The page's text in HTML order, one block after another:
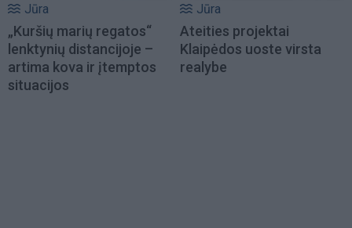
Jūra
„Kuršių marių regatos“
lenktynių distancijoje –
artima kova ir įtemptos
situacijos
Jūra
Ateities projektai
Klaipėdos uoste virsta
realybe